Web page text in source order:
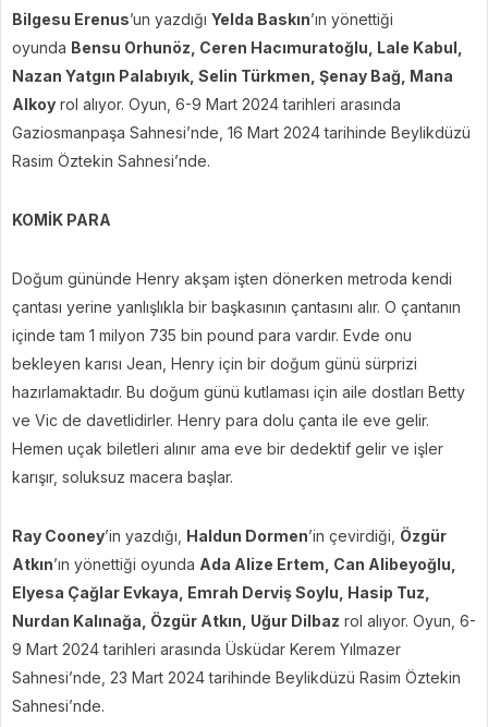
Bilgesu Erenus’un yazdığı Yelda Baskın’ın yönettiği
oyunda Bensu Orhunöz, Ceren Hacımuratoğlu, Lale Kabul,
Nazan Yatgın Palabıyık, Selin Türkmen, Şenay Bağ, Mana
Alkoy rol alıyor. Oyun, 6-9 Mart 2024 tarihleri arasında
Gaziosmanpaşa Sahnesi’nde, 16 Mart 2024 tarihinde Beylikdüzü
Rasim Öztekin Sahnesi’nde.
KOMİK PARA
Doğum gününde Henry akşam işten dönerken metroda kendi
çantası yerine yanlışlıkla bir başkasının çantasını alır. O çantanın
içinde tam 1 milyon 735 bin pound para vardır. Evde onu
bekleyen karısı Jean, Henry için bir doğum günü sürprizi
hazırlamaktadır. Bu doğum günü kutlaması için aile dostları Betty
ve Vic de davetlidirler. Henry para dolu çanta ile eve gelir.
Hemen uçak biletleri alınır ama eve bir dedektif gelir ve işler
karışır, soluksuz macera başlar.
Ray Cooney’in yazdığı, Haldun Dormen’in çevirdiği, Özgür
Atkın’ın yönettiği oyunda Ada Alize Ertem, Can Alibeyoğlu,
Elyesa Çağlar Evkaya, Emrah Derviş Soylu, Hasip Tuz,
Nurdan Kalınağa, Özgür Atkın, Uğur Dilbaz rol alıyor. Oyun, 6-
9 Mart 2024 tarihleri arasında Üsküdar Kerem Yılmazer
Sahnesi’nde, 23 Mart 2024 tarihinde Beylikdüzü Rasim Öztekin
Sahnesi’nde.